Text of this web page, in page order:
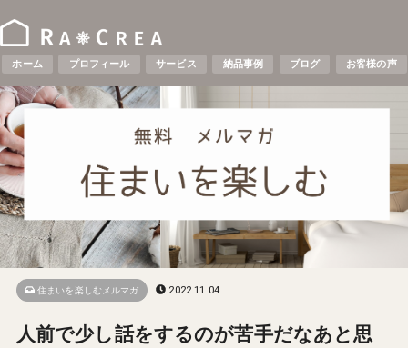
ホーム プロフィール サービス 納品事例 ブログ お客様の声
住まいを楽しむメルマガ 2022.11.04
人前で少し話をするのが苦手だなあと思